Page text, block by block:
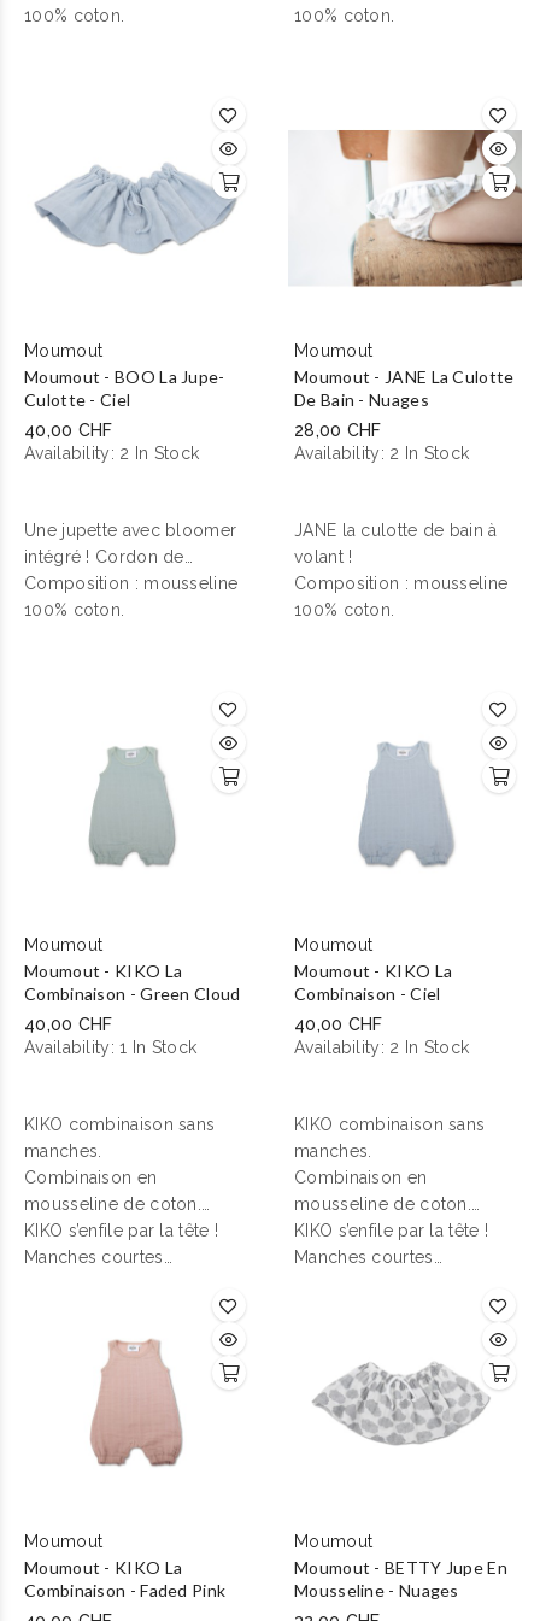
pour s’adapter à toutes les
100% coton.
pour s’adapter à toutes les
100% coton.
Moumout
Moumout - BOO La Jupe-
Culotte - Ciel
40,00 CHF
Availability: 2 In Stock
Une jupette avec bloomer
intégré ! Cordon de
serrage et taille élastiquée
pour s’adapter à toutes les
Composition : mousseline
100% coton.
Moumout
Moumout - JANE La Culotte
De Bain - Nuages
28,00 CHF
Availability: 2 In Stock
JANE la culotte de bain à
volant!
Composition : mousseline
100% coton.
Moumout
Moumout - KIKO La
Combinaison - Green Cloud
40,00 CHF
Availability:1 In Stock
KIKO combinaison sans
manches.
Combinaison en
mousseline de coton.
Fermeture boutons
pressions à l’entrejambe.
KIKO s’enfile par la tête !
Manches courtes
mousseline 100% coton,
biais en côte.
Moumout
Moumout - KIKO La
Combinaison - Ciel
40,00 CHF
Availability: 2 In Stock
KIKO combinaison sans
manches.
Combinaison en
mousseline de coton.
Fermeture boutons
pressions à l’entrejambe.
KIKO s’enfile par la tête !
Manches courtes
mousseline 100% coton,
Moumout
Moumout - KIKO La
Combinaison - Faded Pink
Moumout
Moumout - BETTY Jupe En
Mousseline - Nuages